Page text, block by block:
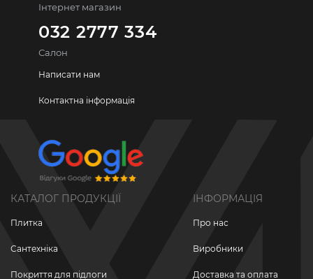
Інтернет магазин
032 2777 334
Салон
Написати нам
Контактна інформація
КАТАЛОГ ПРОДУКЦІЇ
Плитка
Сантехніка
Покриття для підлоги
ІНФОРМАЦІЯ
Про нас
Виробники
Доставка та оплата